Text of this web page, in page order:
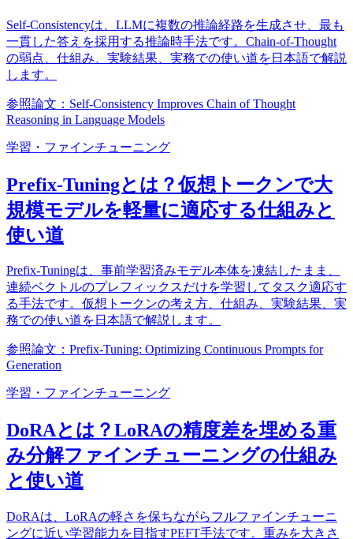
Self-Consistencyは、LLMに複数の推論経路を生成させ、最も
一貫した答えを採用する推論時手法です。Chain-of-Thought
の弱点、仕組み、実験結果、実務での使い道を日本語で解説
します。
参照論文：Self-Consistency Improves Chain of Thought
Reasoning in Language Models
学習・ファインチューニング
Prefix-Tuningとは？仮想トークンで大
規模モデルを軽量に適応する仕組みと
使い道
Prefix-Tuningは、事前学習済みモデル本体を凍結したまま、
連続ベクトルのプレフィックスだけを学習してタスク適応す
る手法です。仮想トークンの考え方、仕組み、実験結果、実
務での使い道を日本語で解説します。
参照論文：Prefix-Tuning: Optimizing Continuous Prompts for
Generation
学習・ファインチューニング
DoRAとは？LoRAの精度差を埋める重
み分解ファインチューニングの仕組み
と使い道
DoRAは、LoRAの軽さを保ちながらフルファインチューニ
ングに近い学習能力を目指すPEFT手法です。重みを大きさ